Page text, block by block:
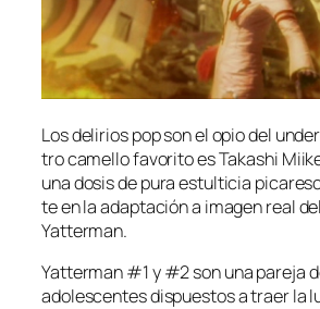
Los de­li­rios pop son el opio del
tro ca­me­llo fa­vo­ri­to es Takashi
una do­sis de pu­ra es­tul­ti­cia
te en la adap­ta­ción a ima­gen real
Yatterman.
Yatterman #1 y #2 son una pa­re­ja
ado­les­cen­tes dis­pues­tos a traer la